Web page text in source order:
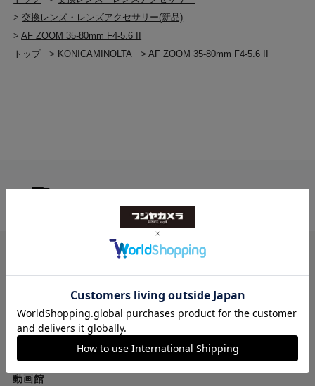
>交換レンズ・レンズアクセサリー(新品)
>AF ZOOM 35-80mm F4-5.6 II
トップ
> KONICAMINOLTA >AF ZOOM 35-80mm F4-5.6 II
お問い合わせ
フジヤカメラ本店
10:00-20:30
TEL [1F] 03-5318-2241／[2F] 03-5318-2222
FAX [1F] 03-3388-3380／[2F] 03-3388-1560
動画館